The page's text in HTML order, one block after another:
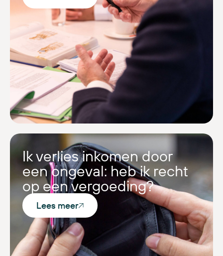
Ik verlies inkomen door
een ongeval: heb ik recht
op een vergoeding?
Lees meer